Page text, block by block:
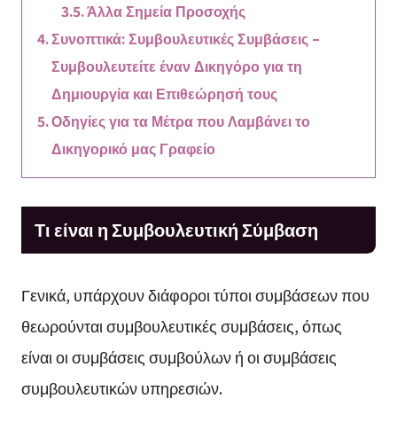
Άλλα Σημεία Προσοχής
Συνοπτικά: Συμβουλευτικές Συμβάσεις –
Συμβουλευτείτε έναν Δικηγόρο για τη
Δημιουργία και Επιθεώρησή τους
Οδηγίες για τα Μέτρα που Λαμβάνει το
Δικηγορικό μας Γραφείο
Τι είναι η Συμβουλευτική Σύμβαση
Γενικά, υπάρχουν διάφοροι τύποι συμβάσεων που
θεωρούνται συμβουλευτικές συμβάσεις, όπως
είναι οι συμβάσεις συμβούλων ή οι συμβάσεις
συμβουλευτικών υπηρεσιών.